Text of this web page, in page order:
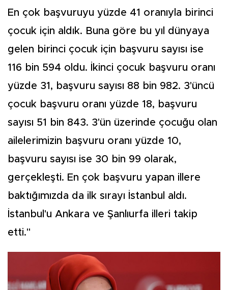
En çok başvuruyu yüzde 41 oranıyla birinci
çocuk için aldık. Buna göre bu yıl dünyaya
gelen birinci çocuk için başvuru sayısı ise
116 bin 594 oldu. İkinci çocuk başvuru oranı
yüzde 31, başvuru sayısı 88 bin 982. 3'üncü
çocuk başvuru oranı yüzde 18, başvuru
sayısı 51 bin 843. 3'ün üzerinde çocuğu olan
ailelerimizin başvuru oranı yüzde 10,
başvuru sayısı ise 30 bin 99 olarak,
gerçekleşti. En çok başvuru yapan illere
baktığımızda da ilk sırayı İstanbul aldı.
İstanbul'u Ankara ve Şanlıurfa illeri takip
etti."